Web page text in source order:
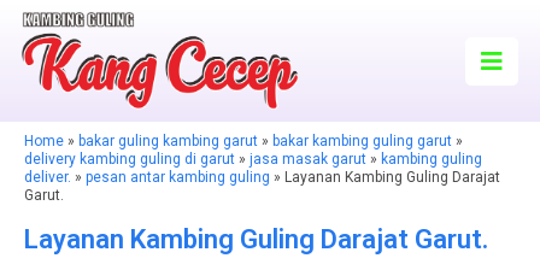
Home » bakar guling kambing garut » bakar kambing guling garut »
delivery kambing guling di garut » jasa masak garut » kambing guling
deliver. » pesan antar kambing guling » Layanan Kambing Guling Darajat
Garut.
Layanan Kambing Guling Darajat Garut.